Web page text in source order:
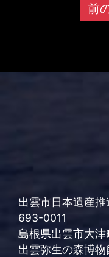
前
出雲市日本遺産推
693-0011
島根県出雲市大
出雲弥生の森博物